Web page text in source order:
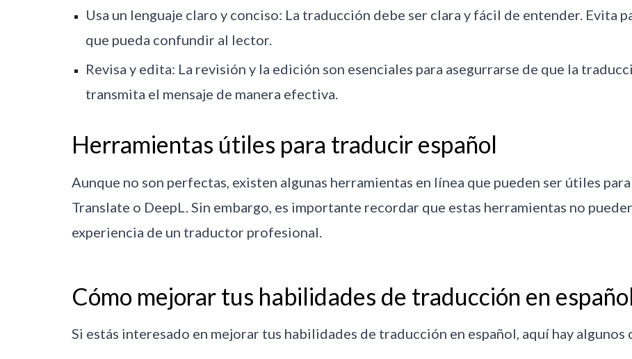
Usa un lenguaje claro y conciso: La traducción debe ser clara y fácil de entender. Evita
que pueda confundir al lector.
Revisa y edita: La revisión y la edición son esenciales para asegurrarse de que la
transmita el mensaje de manera efectiva.
Herramientas útiles para traducir español
Aunque no son perfectas, existen algunas herramientas en línea que pueden ser útiles
Translate o DeepL. Sin embargo, es importante recordar que estas herramientas no
experiencia de un traductor profesional.
Cómo mejorar tus habilidades de traducción en
Si estás interesado en mejorar tus habilidades de traducción en español, aquí hay algunos